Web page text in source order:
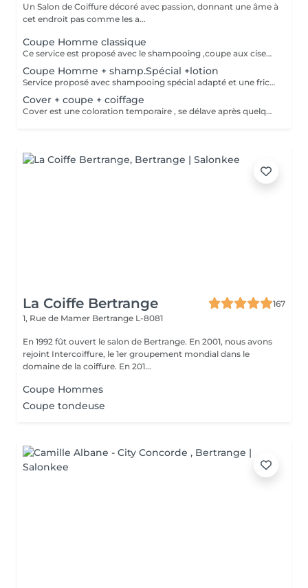
Un Salon de Coiffure décoré avec passion, donnant une âme à
cet endroit pas comme les a...
Coupe Homme classique
Ce service est proposé avec le shampooing ,coupe aux ciseaux +coiffage/ finition
Coupe Homme + shamp.Spécial +lotion
Service proposé avec shampooing spécial adapté et une friction massage du cuir chevelu Détente et relaxation assurée
Cover + coupe + coiffage
Cover est une coloration temporaire , se délave après quelques shampooings !
La Coiffe Bertrange
167
1, Rue de Mamer Bertrange L-8081
En 1992 fût ouvert le salon de Bertrange. En 2001, nous avons
rejoint Intercoiffure, le 1er groupement mondial dans le
domaine de la coiffure. En 201...
Coupe Hommes
Coupe tondeuse